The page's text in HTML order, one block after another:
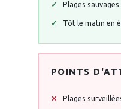
Plages
Tôt le matin en
POINTS
Plages